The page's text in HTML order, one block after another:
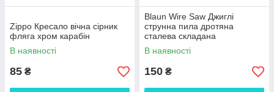
Zippo Кресало вічна сірник
фляга хром карабін
В наявності
85 ₴
Blaun Wire Saw Джиглі
струнна пила дротяна
сталева складана
кишенькова (пальцеве
захоплення) Commando
В наявності
150 ₴